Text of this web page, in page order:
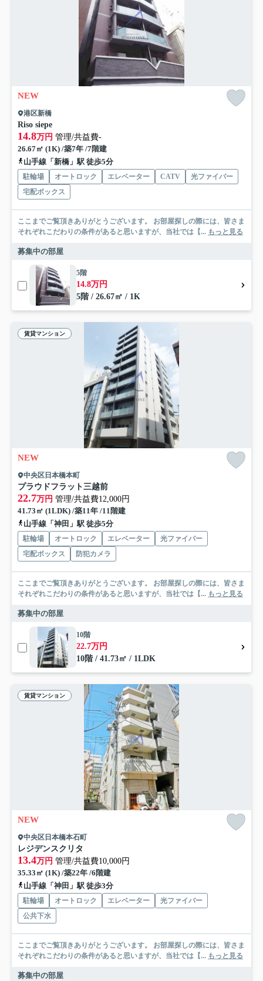
NEW
港区新橋
Riso siepe
14.8万円 管理/共益費-
26.67㎡ (1K) /築7年 /7階建
山手線「新橋」駅 徒歩5分
駐輪場 オートロック エレベーター CATV
光ファイバー
宅配ボックス
ここまでご覧頂きありがとうございます。 お部屋探しの際には、皆さま
それぞれこだわりの条件があると思いますが、当社では【... もっと見る
募集中の部屋
5階
14.8万円
5階 / 26.67㎡ / 1K
賃貸マンション
NEW
中央区日本橋本町
プラウドフラット三越前
22.7万円 管理/共益費12,000円
41.73㎡ (1LDK) /築11年 /11階建
山手線「神田」駅 徒歩5分
駐輪場 オートロック エレベーター
光ファイバー
宅配ボックス
防犯カメラ
ここまでご覧頂きありがとうございます。 お部屋探しの際には、皆さま
それぞれこだわりの条件があると思いますが、当社では【... もっと見る
募集中の部屋
10階
22.7万円
10階 / 41.73㎡ / 1LDK
賃貸マンション
NEW
中央区日本橋本石町
レジデンスクリタ
13.4万円 管理/共益費10,000円
35.33㎡ (1K) /築22年 /6階建
山手線「神田」駅 徒歩3分
駐輪場 オートロック エレベーター
光ファイバー
公共下水
ここまでご覧頂きありがとうございます。 お部屋探しの際には、皆さま
それぞれこだわりの条件があると思いますが、当社では【... もっと見る
募集中の部屋